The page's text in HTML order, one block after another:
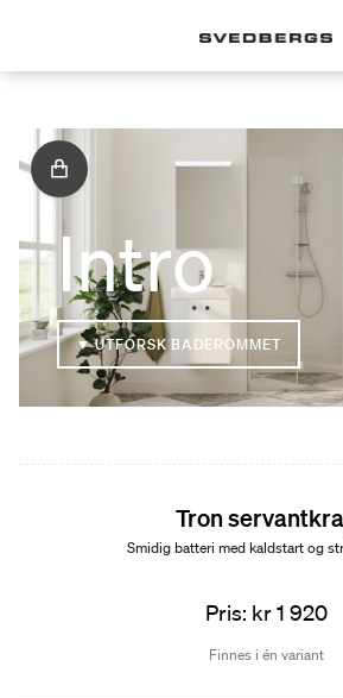
Intro
▼ UTFORSK BADEROMMET
Tron
Smidig batteri med kaldstart og
Pris: kr 1 920
Finnes i én variant